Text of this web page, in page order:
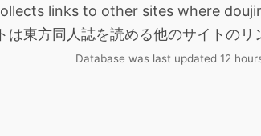
links to other sites where
トは東方同人誌を読める他のサイトのリ
Database was last updated 12